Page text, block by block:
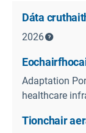
Dáta
2026
Adaptation
healthcare
Tionchair